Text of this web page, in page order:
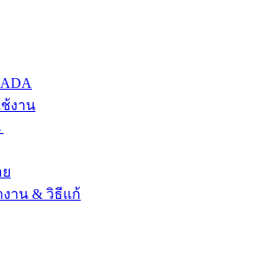
งาน
าน & วิธีแก้